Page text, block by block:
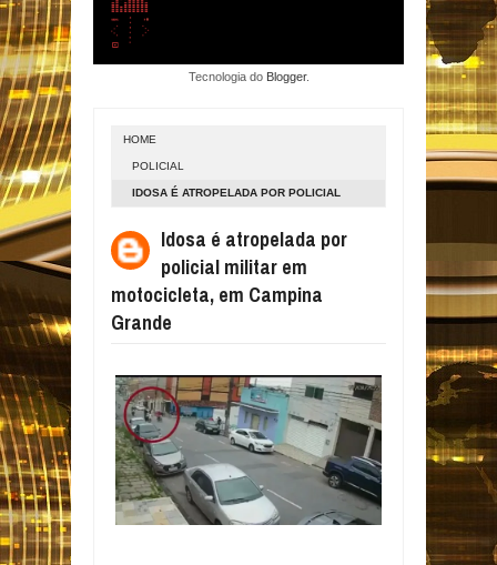
Tecnologia do Blogger.
HOME
POLICIAL
IDOSA É ATROPELADA POR POLICIAL
GRANDEIdosa é atropelada por
policial militar em
motocicleta, em Campina
Grande